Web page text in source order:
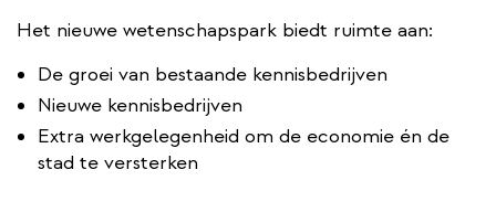
Het nieuwe wetenschapspark biedt ruimte aan:
De groei van bestaande kennisbedrijven
Nieuwe kennisbedrijven
Extra werkgelegenheid om de economie én de
stad te versterken